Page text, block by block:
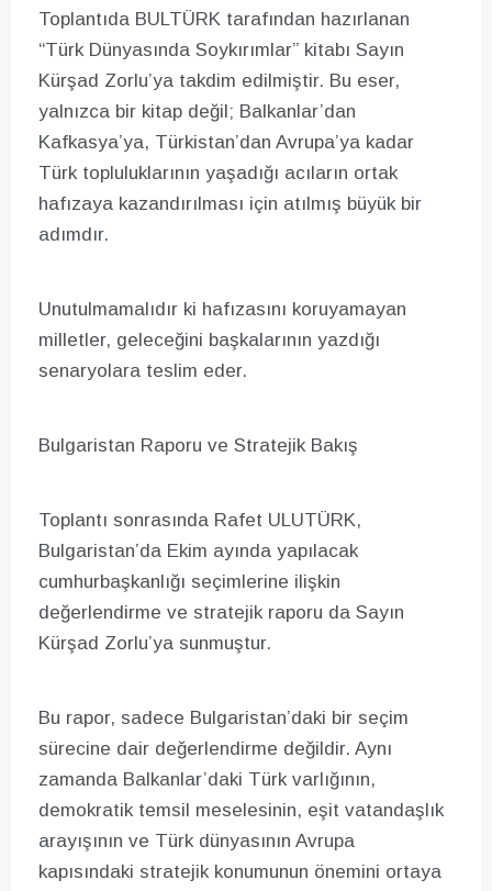
Toplantıda BULTÜRK tarafından hazırlanan
“Türk Dünyasında Soykırımlar” kitabı Sayın
Kürşad Zorlu’ya takdim edilmiştir. Bu eser,
yalnızca bir kitap değil; Balkanlar’dan
Kafkasya’ya, Türkistan’dan Avrupa’ya kadar
Türk topluluklarının yaşadığı acıların ortak
hafızaya kazandırılması için atılmış büyük bir
adımdır.
Unutulmamalıdır ki hafızasını koruyamayan
milletler, geleceğini başkalarının yazdığı
senaryolara teslim eder.
Bulgaristan Raporu ve Stratejik Bakış
Toplantı sonrasında Rafet ULUTÜRK,
Bulgaristan’da Ekim ayında yapılacak
cumhurbaşkanlığı seçimlerine ilişkin
değerlendirme ve stratejik raporu da Sayın
Kürşad Zorlu’ya sunmuştur.
Bu rapor, sadece Bulgaristan’daki bir seçim
sürecine dair değerlendirme değildir. Aynı
zamanda Balkanlar’daki Türk varlığının,
demokratik temsil meselesinin, eşit vatandaşlık
arayışının ve Türk dünyasının Avrupa
kapısındaki stratejik konumunun önemini ortaya